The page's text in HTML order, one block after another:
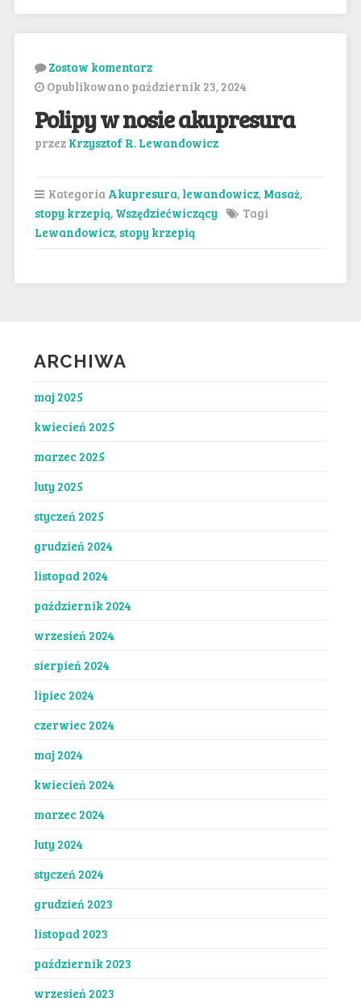
Zostaw komentarz
Opublikowano październik 23, 2024
Polipy w nosie akupresura
przez Krzysztof R. Lewandowicz
Kategoria Akupresura, lewandowicz, Masaż,
stopy krzepią, Wszędziećwiczący
Tagi
Lewandowicz, stopy krzepią
ARCHIWA
maj 2025
kwiecień 2025
marzec 2025
luty 2025
styczeń 2025
grudzień 2024
listopad 2024
październik 2024
wrzesień 2024
sierpień 2024
lipiec 2024
czerwiec 2024
maj 2024
kwiecień 2024
marzec 2024
luty 2024
styczeń 2024
grudzień 2023
listopad 2023
październik 2023
wrzesień 2023